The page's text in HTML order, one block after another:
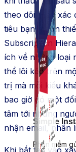
Simple
Phần mềm
theo dõi. Hãy xác
tiêu bạn muốn
Subscription
ích về những loại
thể lôi kéotrên
trị mà mỗi kiểu
bao giờ có một
tâm tới những
nhận email, nhấn